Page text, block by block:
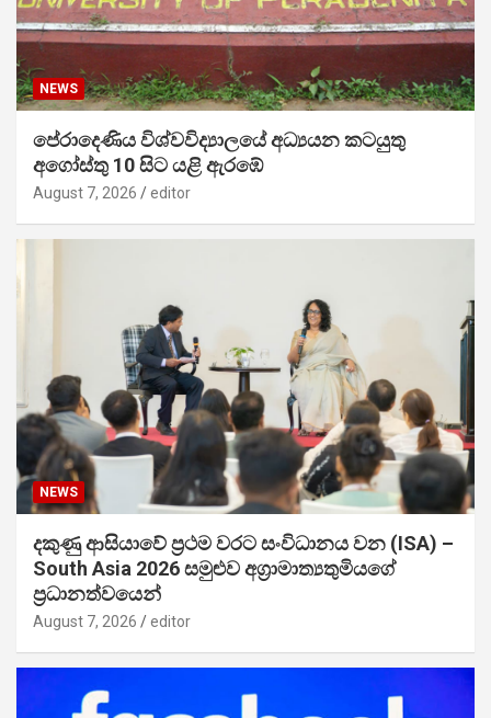
NEWS
පේරාදෙණිය විශ්වවිද්‍යාලයේ අධ්‍යයන කටයුතු
අගෝස්තු 10 සිට යළි ඇරඹේ
August 7, 2026 editor
NEWS
දකුණු ආසියාවේ ප්‍රථම වරට සංවිධානය වන (ISA) –
South Asia 2026 සමුළුව අග්‍රාමාත්‍යතුමියගේ
ප්‍රධානත්වයෙන්
August 7, 2026 editor